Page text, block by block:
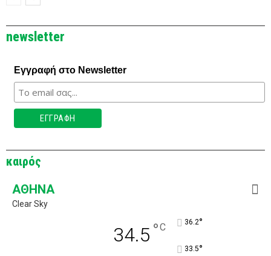
newsletter
Εγγραφή στο Newsletter
καιρός
ΑΘΉΝΑ
Clear Sky
34.5 °C 36.2°
33.5°